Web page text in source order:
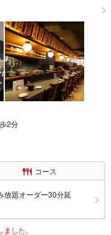
2分
コース
題オーダー30分延
した。